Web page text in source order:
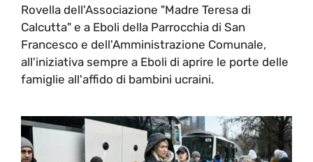
Rovella dell'Associazione "Madre Teresa di
Calcutta" e a Eboli della Parrocchia di San
Francesco e dell'Amministrazione Comunale,
all'iniziativa sempre a Eboli di aprire le porte delle
famiglie all'affido di bambini ucraini.